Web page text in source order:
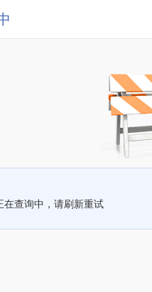
在查询中，请刷新重试